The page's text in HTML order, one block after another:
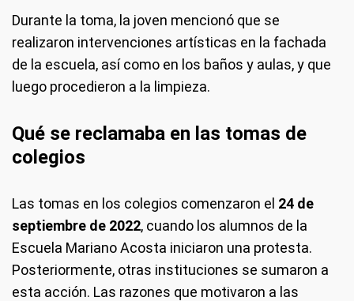
Durante la toma, la joven mencionó que se
realizaron intervenciones artísticas en la fachada
de la escuela, así como en los baños y aulas, y que
luego procedieron a la limpieza.
Qué se reclamaba en las tomas de
colegios
Las tomas en los colegios comenzaron el 24 de
septiembre de 2022, cuando los alumnos de la
Escuela Mariano Acosta iniciaron una protesta.
Posteriormente, otras instituciones se sumaron a
esta acción. Las razones que motivaron a las